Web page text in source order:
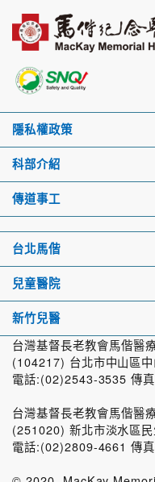
隱私權政策
科部介紹
傳道事工
台北馬偕
兒童醫院
新竹兒醫
台灣基督長老教會馬偕
(104217) 台北市中山區
電話:(02)2543-3535 傳
台灣基督長老教會馬偕
(251020) 新北市淡水區
電話:(02)2809-4661 傳